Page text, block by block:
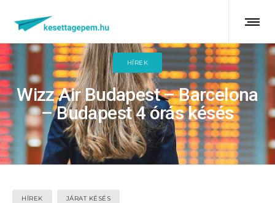
HÍREK
Wizz Air Budapest – Barcelona
– Budapest 4 órás késés
HÍREK JÁRAT KÉSÉS